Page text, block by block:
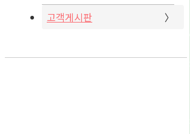
고객게시판